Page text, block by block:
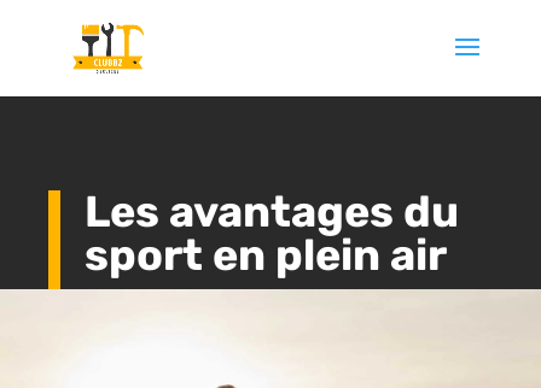
Les avantages du
sport en plein air